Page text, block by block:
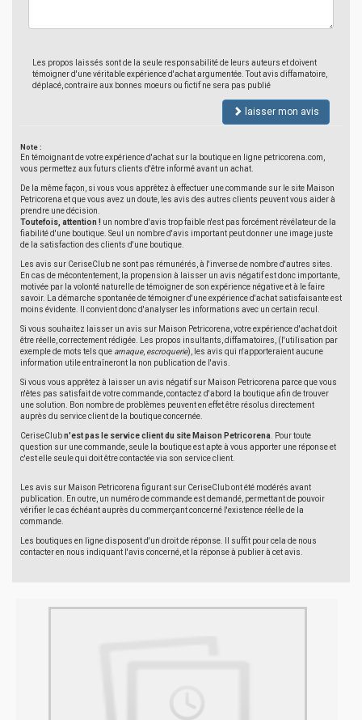
Les propos laissés sont de la seule responsabilité de leurs auteurs et doivent
témoigner d'une véritable expérience d'achat argumentée. Tout avis diffamatoire,
déplacé, contraire aux bonnes moeurs ou fictif ne sera pas publié
laisser mon avis
Note :
En témoignant de votre expérience d'achat sur la boutique en ligne petricorena.com,
vous permettez aux futurs clients d'être informé avant un achat.
De la même façon, si vous vous apprêtez à effectuer une commande sur le site Maison
Petricorena et que vous avez un doute, les avis des autres clients peuvent vous aider à
prendre une décision.
Toutefois, attention ! un nombre d'avis trop faible n'est pas forcément révélateur de la
fiabilité d'une boutique. Seul un nombre d'avis important peut donner une image juste
de la satisfaction des clients d'une boutique.
Les avis sur CeriseClub ne sont pas rémunérés, à l'inverse de nombre d'autres sites.
En cas de mécontentement, la propension à laisser un avis négatif est donc importante,
motivée par la volonté naturelle de témoigner de son expérience négative et à le faire
savoir. La démarche spontanée de témoigner d'une expérience d'achat satisfaisante est
moins évidente. Il convient donc d'analyser les informations avec un certain recul.
Si vous souhaitez laisser un avis sur Maison Petricorena, votre expérience d'achat doit
être réelle, correctement rédigée. Les propos insultants, diffamatoires, (l'utilisation par
exemple de mots tels que arnaque, escroquerie), les avis qui n'apporteraient aucune
information utile entraîneront la non publication de l'avis.
Si vous vous apprêtez à laisser un avis négatif sur Maison Petricorena parce que vous
n'êtes pas satisfait de votre commande, contactez d'abord la boutique afin de trouver
une solution. Bon nombre de problèmes peuvent en effet être résolus directement
auprès du service client de la boutique concernée.
CeriseClubn'est pas le service client du site Maison Petricorena . Pour toute
question sur une commande, seule la boutique est apte à vous apporter une réponse et
c'est elle seule qui doit être contactée via son service client.
Les avis sur Maison Petricorena figurant sur CeriseClub ont été modérés avant
publication. En outre, un numéro de commande est demandé, permettant de pouvoir
vérifier le cas échéant auprès du commerçant concerné l'existence réelle de la
commande.
Les boutiques en ligne disposent d'un droit de réponse. Il suffit pour cela de nous
contacter en nous indiquant l'avis concerné, et la réponse à publier à cet avis.